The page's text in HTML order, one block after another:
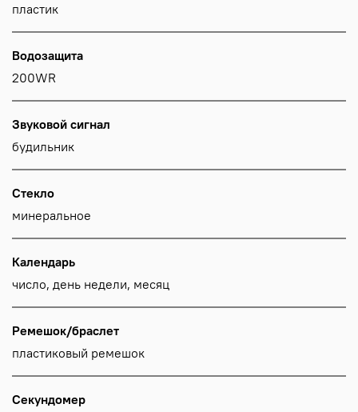
пластик
Водозащита
200WR
Звуковой сигнал
будильник
Стекло
минеральное
Календарь
число, день недели, месяц
Ремешок/браслет
пластиковый ремешок
Секундомер